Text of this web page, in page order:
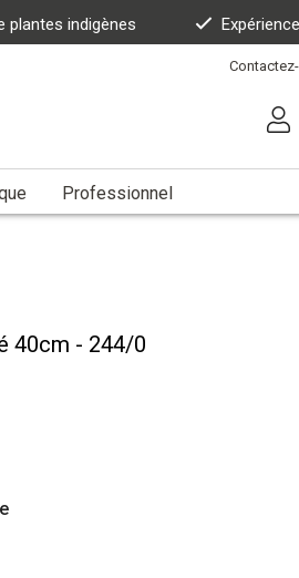
plantes indigènes
Professionnel
40cm - 244/0